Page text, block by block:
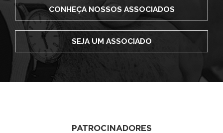
CONHEÇA NOSSOS ASSOCIADOS
SEJA UM ASSOCIADO
PATROCINADORES